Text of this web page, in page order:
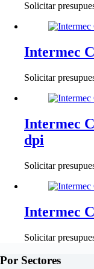
Solicitar
Intermec
Solicitar
Intermec
dpi
Solicitar
Intermec
Solicitar
Por Sectores